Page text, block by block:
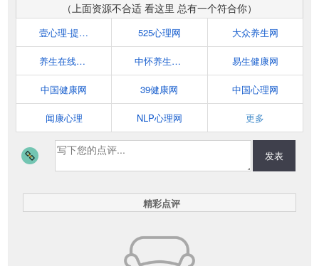
（上面资源不合适 看这里 总有一个符合你）
壹心理-提供专业的心理咨询、测试与课程 525心理网 大众养生网
养生在线（www.yswol.com） 中怀养生网（www.ys517.com） 易生健康网
中国健康网 39健康网 中国心理网
闻康心理 NLP心理网 更多
发表
精彩点评